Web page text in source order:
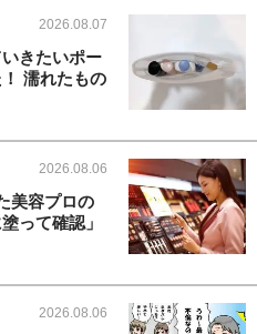
2026.08.07
いきたいポー
濡れたもの
2026.08.06
美容プロの
って確認」
2026.08.06